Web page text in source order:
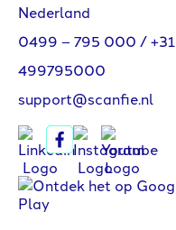
Nederland
0499 – 795 000 /+31
499795000
support@scanfie.nl